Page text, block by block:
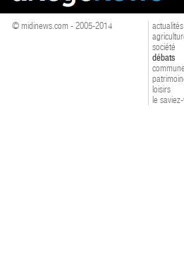
© midinews.com - 2005-2014
actualités
société
débats
loisirs
le